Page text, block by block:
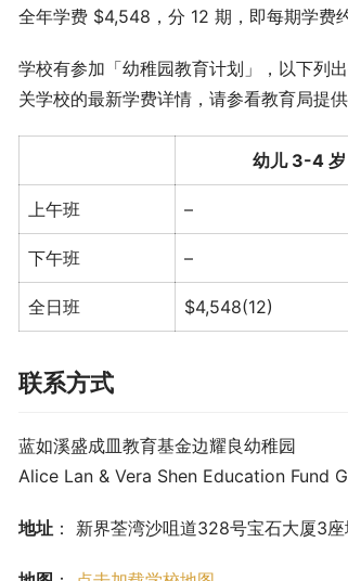
全年学费 $4,548，分 12 期，即每期学费
学校有参加「幼稚园教育计划」，以下列
关学校的最新学费详情，请参看教育局提
幼儿 3-4 岁
上午班 –
下午班 –
全日班 $4,548(12)
联系方式
蓝如溪盛成皿教育基金边耀良幼稚园
Alice Lan & Vera Shen Education Fund
地址 ： 新界荃湾沙咀道328号宝石大厦3